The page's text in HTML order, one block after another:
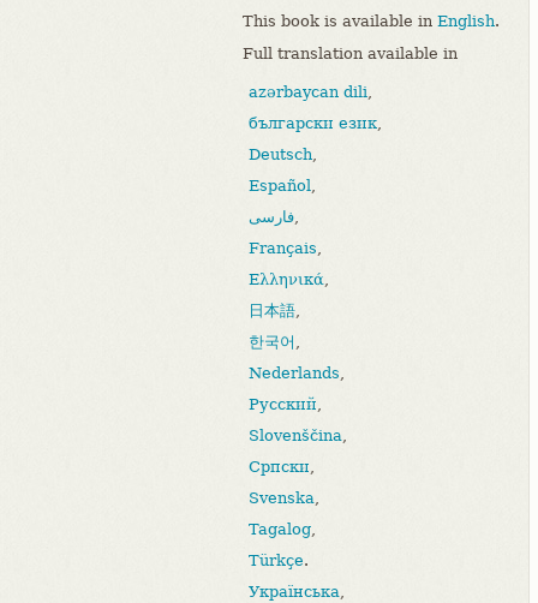
This book is available in English.
Full translation available in
azərbaycan dili,
български език,
Deutsch,
Español,
فارسی,
Français,
Ελληνικά,
日本語,
한국어 ,
Nederlands,
Русский,
Slovenščina,
Српски,
Svenska,
Tagalog,
Türkçe.
Українська,